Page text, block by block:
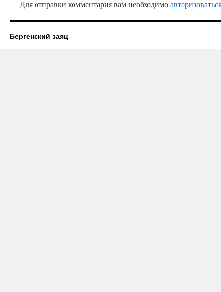
Для отправки комментария вам необходимоавторизоваться
Бергенский заяц